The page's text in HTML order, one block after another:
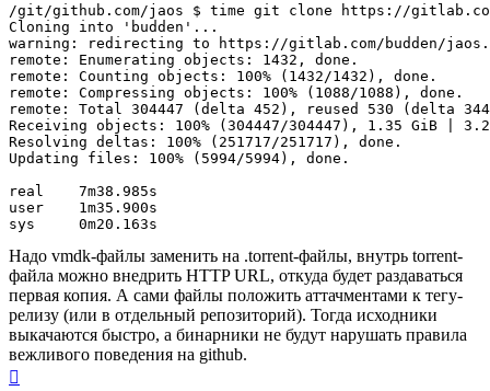
/git/github.com/jaos $ time git clone https://
Cloning into 'budden'...
warning: redirecting to https://gitlab.com/budden/
remote: Enumerating objects: 1432, done.
remote: Counting objects: 100% (1432/1432), done.
remote: Compressing objects: 100% (1088/1088), done.
remote: Total 304447 (delta 452), reused 530 (delta
Receiving objects: 100% (304447/304447), 1.35 GiB |
Resolving deltas: 100% (251717/251717), done.
Updating files: 100% (5994/5994), done.
real	7m38.985s
user	1m35.900s
Надо vmdk-файлы заменить на .torrent-файлы, внутрь torrent-
файла можно внедрить HTTP URL, откуда будет раздаваться
первая копия. А сами файлы положить аттачментами к тегу-
релизу (или в отдельный репозиторий). Тогда исходники
выкачаются быстро, а бинарники не будут нарушать правила
вежливого поведения на github.